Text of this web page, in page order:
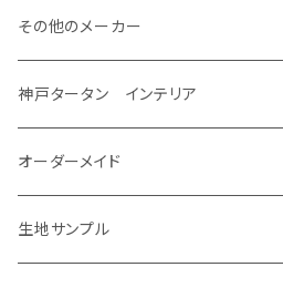
H31/4～R7/12 50系
H24/6～H29/12 10系
アクア
H23/12～R3/7 NHP10
R3/7～ MXPK系
アベンシス
H23/9～H30/4 270系
アリオン
H23/10～R3/3 260系
アルファード/ヴェルファイアＨＶ
R6/5～ 6人乗 TAWH15W
H18/9～H29/10
ＬＳ６００ｈ
H19/5～H29/10
ＬＳ５００/ＬＳ５００ｈ
H29/10～
ＬＸ
H27/9～R3/10 URJ201W
ＮＸ
R4/7～ T33
H22/8～R8/7 E52
R8/7～ E53
オーラ
R3/8～ E13
ＮＶ３５０キャラバン
H24/6～ E26 3人乗
H24/6～ E26 5・6人乗
キューブ
H14/10～R2/3 Z11・Z12
キックス
R4/9～ GU系
サンバーバン/ディアス
H11/2～H24/2 TV系
H24/4～R4/1 S3系
サンバートラック
H24/2～H26/9 S200系
H26/9～ S500系
シフォン
H28/12～R1/7 LA600/610
ジャスティ
R1/9～ DJ系
ＭＡＺＤＡ３
R1/5～ BP系
ＭＡＺＤＡ６
R1/8～ GJ系
ＭＸ－３０
R2/10～ DREJ3P
アクセラ/アクセラ・スポーツ
R2/9～ S403/413V
グランマックストラック
R2/9～ S403/413P
コペン
H14/6～ L880/LA400K
タフト
R2/6～ LA900/910S
タント
R3/12～ HA37/97S
H20/11～ HE22/33S
アルトラパンLC
R4/6～ HE33S
イグニス
H28/2～ FF21S
エスクード
H17/5～H27/10 TA/TD系
エブリィ
H26/2～ B11A/B30系
ｅｋワゴン
H25/6～ B11W/B30系
ｅｋカスタム/ｅｋクロス
H25/6～H31/3 ｅｋカスタム
H31/3～ ｅｋクロス
ekクロスEV
R4/6～ B5AW
アイミーブ
H30/8～R4/12 RW1/2・RT5/6 5人乗り
H22/2～29/1 ZF1・ZF2
NBOX/NBOXカスタム
H23/12～H29/9 JF1/2
H29/9～R5/10 JF3/4
NBOXプラス/NBOXプラスカスタム
H24/7～H29/8 JF1/2
NBOXスラッシュ
H26/12～R2/2 JF1/2
NBOXジョイ
H24/10～R3/3 AA系
アルテオン
H29/10～ ３HD系
ゴルフ
H25/4～R3/4 AU系
R3/6～ CDD系
シャラン
H23/2～ 7N系
Tクロス
Ａクラス
H24/11～30/10
H30/10～
Ｂクラス
H24/4～R1/6
Ｃクラス
H26/7～R4/2
ＣＬＡクラス
その他のメーカー
MINI
MINIクロスオーバー
神戸タータン インテリア
ラグマット
ラグマットセカンド（L）
オーダーメイド
生地サンプル